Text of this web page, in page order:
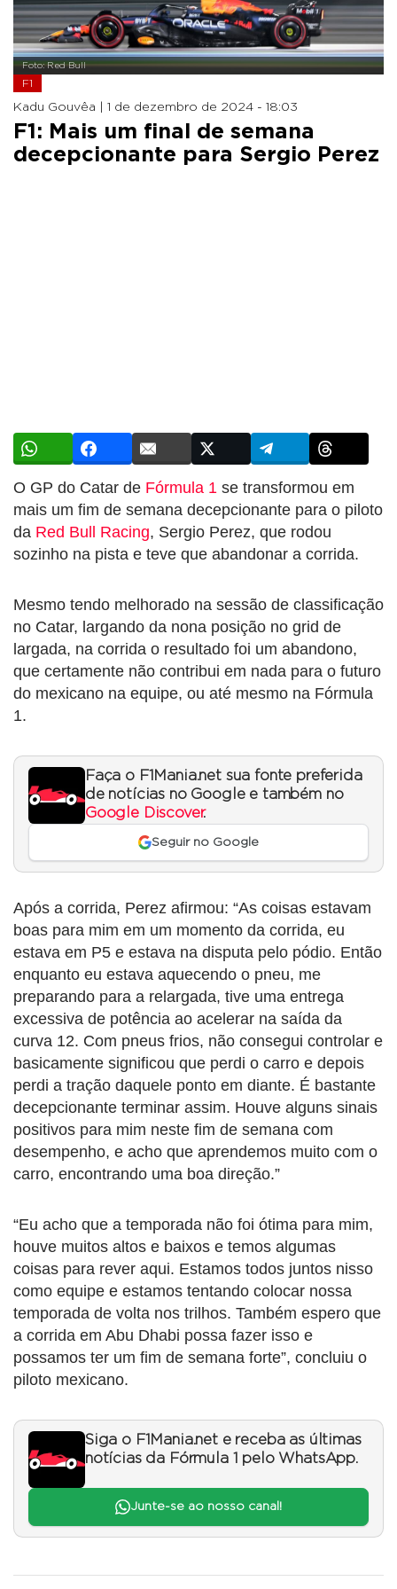
Foto: Red Bull
F1
Kadu Gouvêa | 1 de dezembro de 2024 - 18:03
F1: Mais um final de semana
decepcionante para Sergio Perez
O GP do Catar de Fórmula 1 se transformou em
mais um fim de semana decepcionante para o piloto
da Red Bull Racing, Sergio Perez, que rodou
sozinho na pista e teve que abandonar a corrida.
Mesmo tendo melhorado na sessão de classificação
no Catar, largando da nona posição no grid de
largada, na corrida o resultado foi um abandono,
que certamente não contribui em nada para o futuro
do mexicano na equipe, ou até mesmo na Fórmula
1.
Faça o F1Mania.net sua fonte preferida
de notícias no Google e também no
Google Discover.
Seguir no Google
Após a corrida, Perez afirmou: “As coisas estavam
boas para mim em um momento da corrida, eu
estava em P5 e estava na disputa pelo pódio. Então
enquanto eu estava aquecendo o pneu, me
preparando para a relargada, tive uma entrega
excessiva de potência ao acelerar na saída da
curva 12. Com pneus frios, não consegui controlar e
basicamente significou que perdi o carro e depois
perdi a tração daquele ponto em diante. É bastante
decepcionante terminar assim. Houve alguns sinais
positivos para mim neste fim de semana com
desempenho, e acho que aprendemos muito com o
carro, encontrando uma boa direção.”
“Eu acho que a temporada não foi ótima para mim,
houve muitos altos e baixos e temos algumas
coisas para rever aqui. Estamos todos juntos nisso
como equipe e estamos tentando colocar nossa
temporada de volta nos trilhos. Também espero que
a corrida em Abu Dhabi possa fazer isso e
possamos ter um fim de semana forte”, concluiu o
piloto mexicano.
Siga o F1Mania.net e receba as últimas
notícias da Fórmula 1 pelo WhatsApp.
Junte-se ao nosso canal!